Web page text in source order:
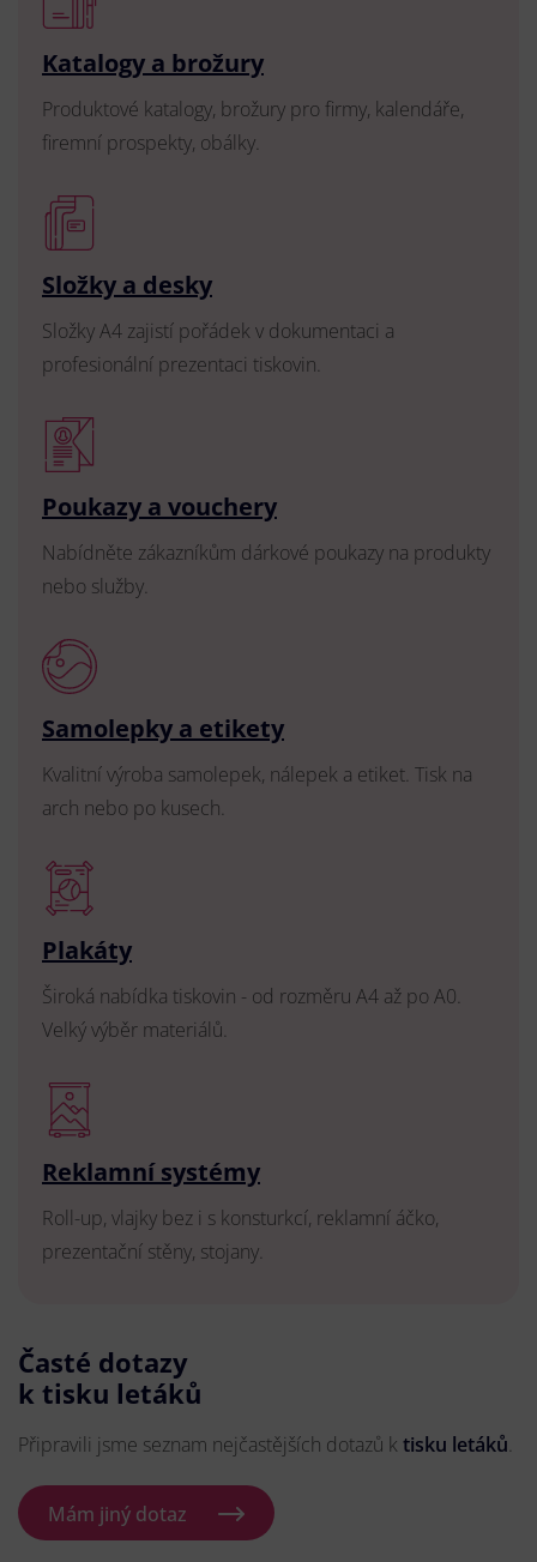
Katalogy a brožury
Produktové katalogy, brožury pro firmy, kalendáře,
firemní prospekty, obálky.
Složky a desky
Složky A4 zajistí pořádek v dokumentaci a
profesionální prezentaci tiskovin.
Poukazy a vouchery
Nabídněte zákazníkům dárkové poukazy na produkty
nebo služby.
Samolepky a etikety
Kvalitní výroba samolepek, nálepek a etiket. Tisk na
arch nebo po kusech.
Plakáty
Široká nabídka tiskovin - od rozměru A4 až po A0.
Velký výběr materiálů.
Reklamní systémy
Roll-up, vlajky bez i s konsturkcí, reklamní áčko,
prezentační stěny, stojany.
Časté dotazy
k tisku letáků
Připravili jsme seznam nejčastějších dotazů k tisku letáků.
Mám jiný dotaz